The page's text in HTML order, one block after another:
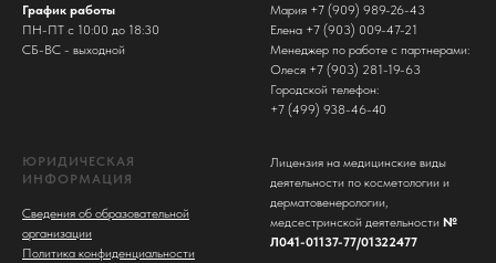
График работы
ПН-ПТ с 10:00 до 18:30
СБ-ВС - выходной
Мария +7 (909) 989-26-43
Елена +7 (903) 009-47-21
Менеджер по работе с партнерами:
Олеся +7 (903) 281-19-63
Городской телефон:
+7 (499) 938-46-40
ЮРИДИЧЕСКАЯ
ИНФОРМАЦИЯ
Сведения об образовательной
организации
Политика конфиденциальности
Лицензия на медицинские виды
деятельности по косметологии и
дерматовенерологии,
медсестринской деятельности №
Л041-01137-77/01322477